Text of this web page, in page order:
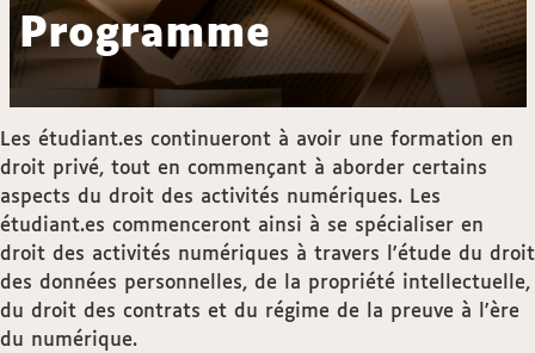
Programme
Les étudiant.es continueront à avoir une formation en
droit privé, tout en commençant à aborder certains
aspects du droit des activités numériques. Les
étudiant.es commenceront ainsi à se spécialiser en
droit des activités numériques à travers l'étude du droit
des données personnelles, de la propriété intellectuelle,
du droit des contrats et du régime de la preuve à l'ère
du numérique.